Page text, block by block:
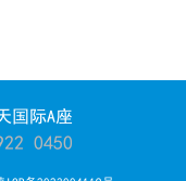
国际A座
0450